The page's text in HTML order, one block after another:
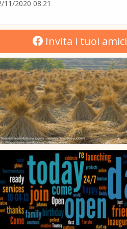
11/2020 08:21
Invita i tuoi amici